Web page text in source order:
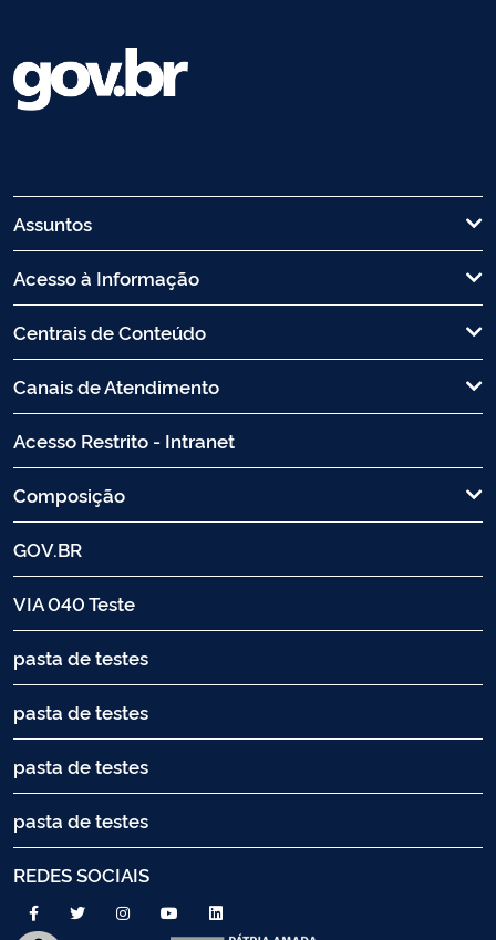
Assuntos
Acesso à Informação
Centrais de Conteúdo
Canais de Atendimento
Acesso Restrito - Intranet
Composição
GOV.BR
VIA 040 Teste
pasta de testes
pasta de testes
pasta de testes
pasta de testes
REDES SOCIAIS